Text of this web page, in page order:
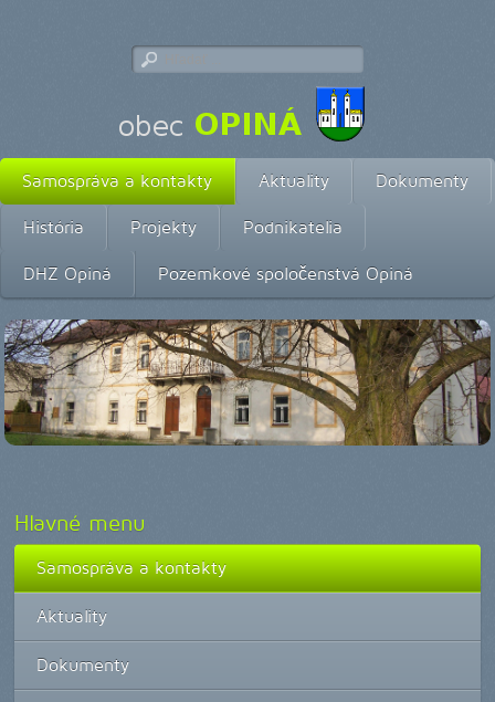
Samospráva a kontakty Aktuality Dokumenty
História Projekty Podnikatelia
DHZ Opiná Pozemkové spoločenstvá Opiná
Hlavné menu
Samospráva a kontakty
Aktuality
Dokumenty